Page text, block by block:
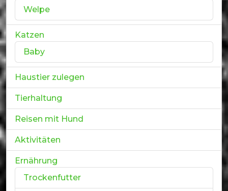
Welpe
Katzen
Baby
Haustier zulegen
Tierhaltung
Reisen mit Hund
Aktivitäten
Ernährung
Trockenfutter